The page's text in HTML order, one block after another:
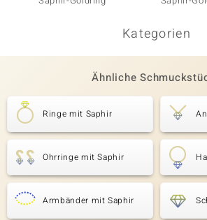
Kategorien
Ähnliche
Ringe mit Saphir
Ohrringe mit Saphir
Armbänder mit Saphir